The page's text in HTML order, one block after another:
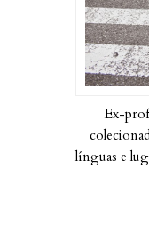
Ex-
línguas e